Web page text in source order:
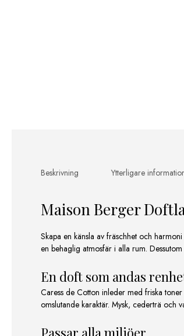
Beskrivning Ytterligare
Maison Berger
Skapa en känsla av fräschhet och
en behaglig atmosfär i alla rum.
En doft som andas
Caress de Cotton inleder med friska
omslutande karaktär. Mysk, cederträ och